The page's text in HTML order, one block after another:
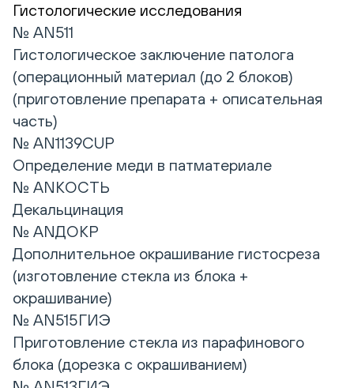
Гистологические исследования
№ AN511
Гистологическое заключение патолога
(операционный материал (до 2 блоков)
(приготовление препарата + описательная
часть)
№ AN1139CUP
Определение меди в патматериале
№ ANКОСТЬ
Декальцинация
№ ANДОКР
Дополнительное окрашивание гистосреза
(изготовление стекла из блока +
окрашивание)
№ AN515ГИЭ
Приготовление стекла из парафинового
блока (дорезка с окрашиванием)